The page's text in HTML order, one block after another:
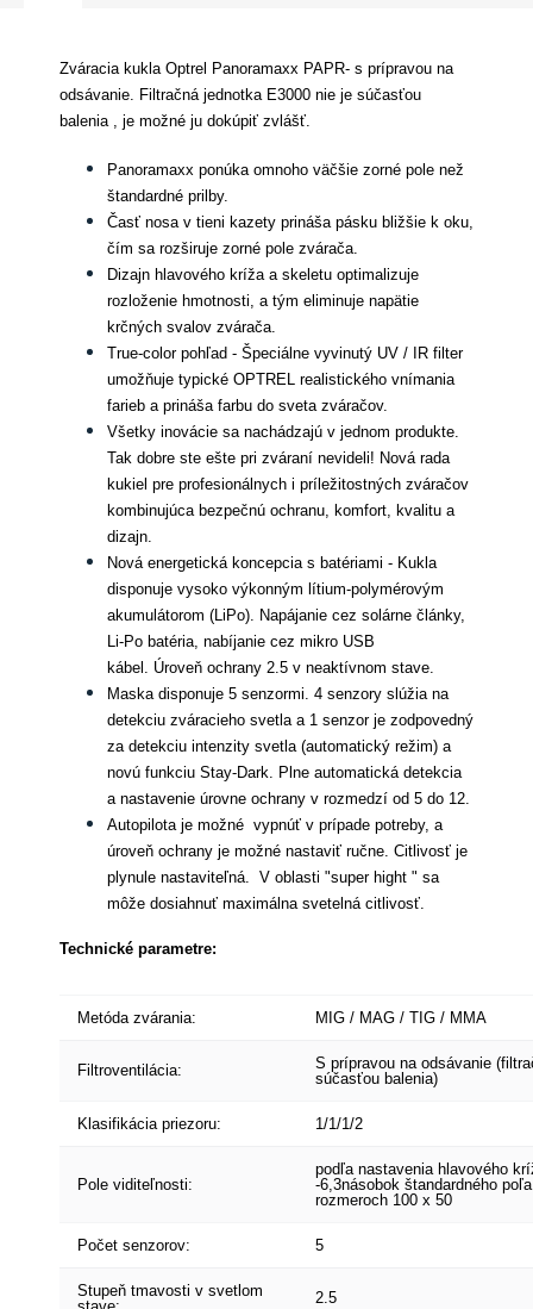
Zváracia kukla Optrel Panoramaxx PAPR- s prípravou na
odsávanie. Filtračná jednotka E3000 nie je súčasťou
balenia , je možné ju dokúpiť zvlášť.
Panoramaxx ponúka omnoho väčšie zorné pole než
štandardné prilby.
Časť nosa v tieni kazety prináša pásku bližšie k oku,
čím sa rozširuje zorné pole zvárača.
Dizajn hlavového kríža a skeletu optimalizuje
rozloženie hmotnosti, a tým eliminuje napätie
krčných svalov zvárača.
True-color pohľad - Špeciálne vyvinutý UV / IR filter
umožňuje typické OPTREL realistického vnímania
farieb a prináša farbu do sveta zváračov.
Všetky inovácie sa nachádzajú v jednom produkte.
Tak dobre ste ešte pri zváraní nevideli! Nová rada
kukiel pre profesionálnych i príležitostných zváračov
kombinujúca bezpečnú ochranu, komfort, kvalitu a
dizajn.
Nová energetická koncepcia s batériami - Kukla
disponuje vysoko výkonným lítium-polymérovým
akumulátorom (LiPo). Napájanie cez solárne články,
Li-Po batéria, nabíjanie cez mikro USB
kábel. Úroveň ochrany 2.5 v neaktívnom stave.
Maska disponuje 5 senzormi. 4 senzory slúžia na
detekciu zváracieho svetla a 1 senzor je zodpovedný
za detekciu intenzity svetla (automatický režim) a
novú funkciu Stay-Dark. Plne automatická detekcia
a nastavenie úrovne ochrany v rozmedzí od 5 do 12.
Autopilota je možné vypnúť v prípade potreby, a
úroveň ochrany je možné nastaviť ručne. Citlivosť je
plynule nastaviteľná. V oblasti "super hight " sa
môže dosiahnuť maximálna svetelná citlivosť.
Technické parametre:
Metóda zvárania: MIG / MAG / TIG / MMA
Filtroventilácia:
S prípravou na odsávanie
súčasťou balenia)
Klasifikácia priezoru: 1/1/1/2
Pole viditeľnosti:
podľa nastavenia hlavového
-6,3násobok štandardného
rozmeroch 100 x 50
Počet senzorov: 5
Stupeň tmavosti v svetlom
2.5